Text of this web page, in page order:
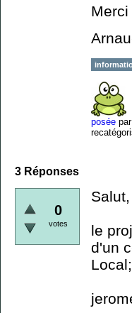
posée par
3 Réponses
0
votes
Salut,
le
d'un